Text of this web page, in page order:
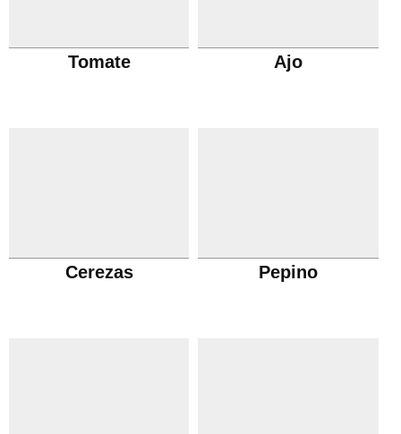
Tomate Ajo
Cerezas Pepino